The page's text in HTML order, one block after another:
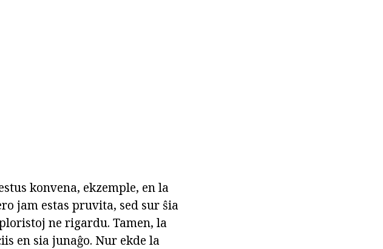
konvena, ekzemple, en la
jam estas pruvita, sed sur ŝia
ne rigardu. Tamen, la
en sia junaĝo. Nur ekde la